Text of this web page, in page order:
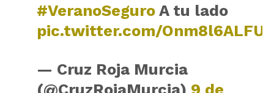
#VeranoSeguroA tu lado
pic.twitter.com/Onm8l6ALFU
— Cruz Roja Murcia
(@CruzRojaMurcia) 9 de